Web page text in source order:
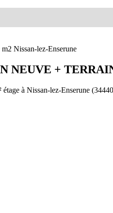
Nissan-lez-Enserune
NEUVE +
étage à Nissan-lez-Enserune